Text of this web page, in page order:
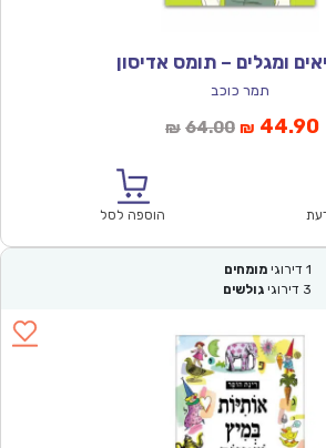
ומגלים – תומס אדיסון
תמר כוכב
₪ 64.00המחיר
₪64.00.
₪ 44.90
הוספה לסל
1 דירוגי מומחים
3 דירוגי גולשים